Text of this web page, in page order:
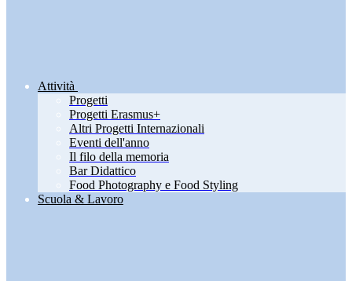
Attività
Progetti
Progetti Erasmus+
Altri Progetti Internazionali
Eventi dell'anno
Il filo della memoria
Bar Didattico
Food Photography e Food Styling
Scuola & Lavoro